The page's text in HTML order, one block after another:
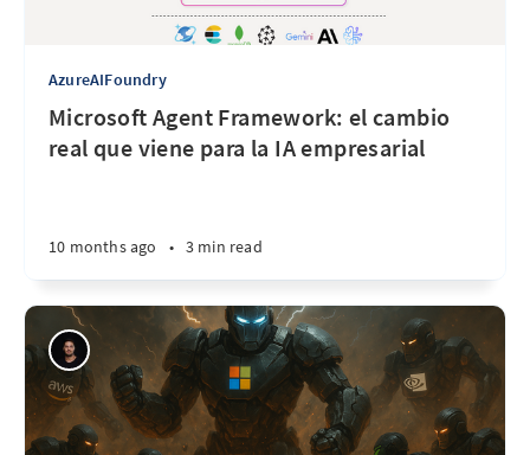
AzureAIFoundry
Microsoft Agent Framework: el cambio
real que viene para la IA empresarial
10 months ago • 3 min read